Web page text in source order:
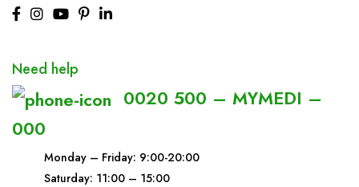
Need help
0020 500 – MYMEDI –
000
Monday – Friday: 9:00-20:00
Saturday: 11:00 – 15:00